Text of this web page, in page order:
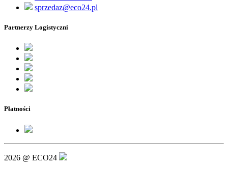
sprzedaz@eco24.pl
Partnerzy Logistyczni
Płatności
2026 @ ECO24